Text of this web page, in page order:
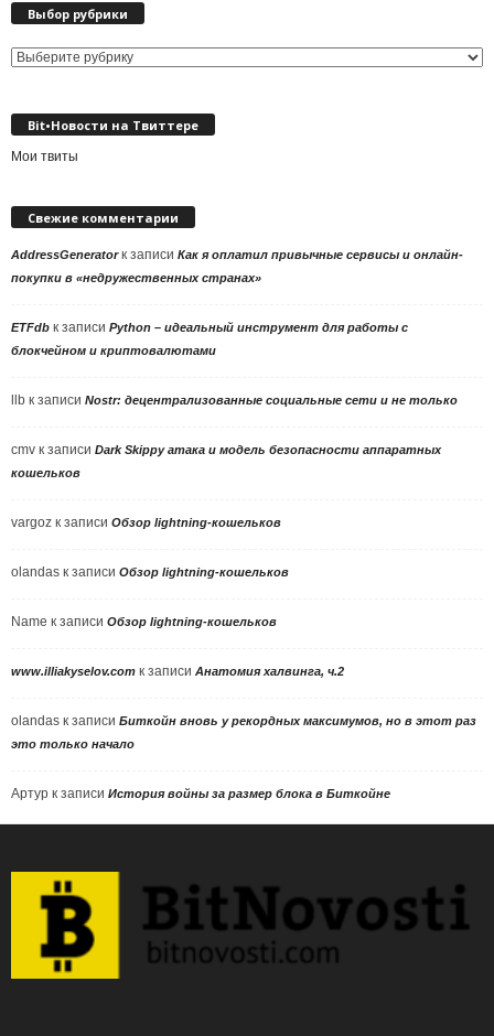
Выбор рубрики
Выбор
Bit•Новости на Твиттере
Мои твиты
Свежие комментарии
AddressGeneratorк записи Как я оплатил привычные сервисы и онлайн-
покупки в «недружественных странах»
ETFdb к записи Python – идеальный инструмент для работы с
блокчейном и криптовалютами
llb к записи Nostr: децентрализованные социальные сети и не только
cmv к записи Dark Skippy атака и модель безопасности аппаратных
кошельков
vargoz к записи Обзор lightning-кошельков
olandas к записи Обзор lightning-кошельков
Name к записи Обзор lightning-кошельков
www.illiakyselov.com к записи Анатомия халвинга, ч.2
olandas к записи Биткойн вновь у рекордных максимумов, но в этот раз
это только начало
Артур к записи История войны за размер блока в Биткойне